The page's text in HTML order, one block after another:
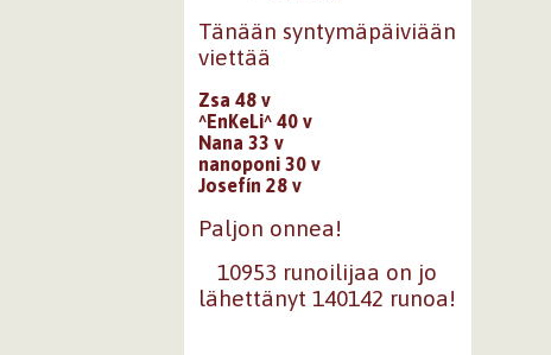
Tänään syntymäpäiviään
viettää
Zsa 48 v
^EnKeLi^ 40 v
Nana 33 v
nanoponi 30 v
Josefín 28 v
Paljon onnea!
10953 runoilijaa on jo
lähettänyt 140142 runoa!